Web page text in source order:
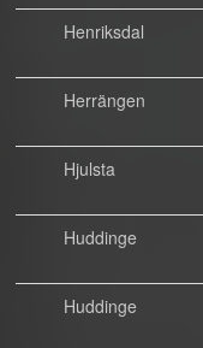
Henriksdal
Herrängen
Hjulsta
Huddinge
Huddinge